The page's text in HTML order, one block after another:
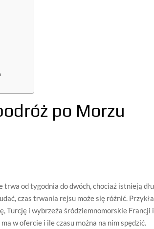
po Morzu
od tygodnia do dwóch, chociaż istnieją
czas trwania rejsu może się różnić.
Turcję i wybrzeża śródziemnomorskie Francji
w ofercie i ile czasu można na nim spędzić.